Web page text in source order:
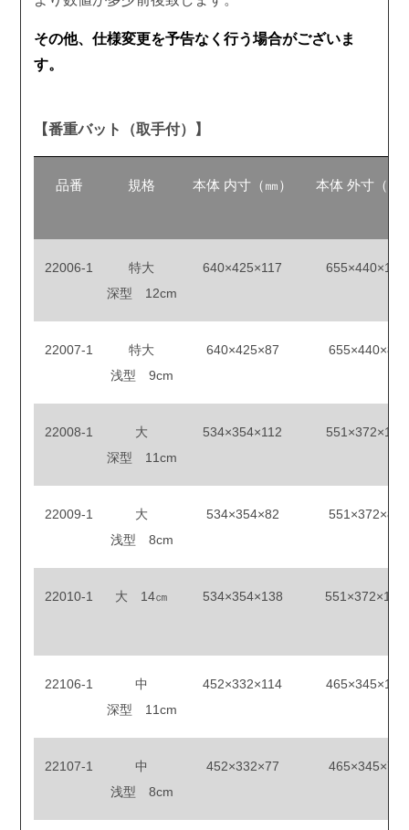
その他、仕様変更を予告なく行う場合がございま
す。
【番重バット（取手付）】
品番 規格 本体 内寸（㎜） 本体 外寸（㎜
22006-1
特大
深型 12cm
640×425×117 655×440×118
22007-1
特大
浅型 9cm
640×425×87 655×440×88
22008-1
大
深型 11cm
534×354×112 551×372×113
22009-1
大
浅型 8cm
534×354×82 551×372×83
22010-1 大 14㎝ 534×354×138 551×372×140
22106-1
中
深型 11cm
452×332×114 465×345×115
22107-1
中
浅型 8cm
452×332×77 465×345×78